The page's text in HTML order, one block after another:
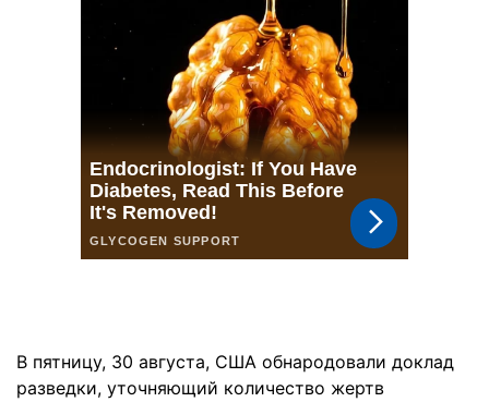
В пятницу, 30 августа, США обнародовали доклад
разведки, уточняющий количество жертв